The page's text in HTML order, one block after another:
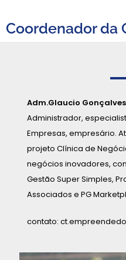
Coordenador da
Adm.Glaucio Gonçalves
Administrador,
Empresas, empresário.
projeto Clínica de
negócios inovadores,
Gestão Super Simples,
Associados e PG
contato: